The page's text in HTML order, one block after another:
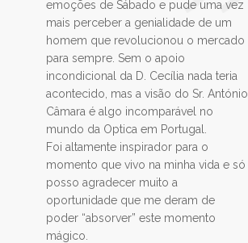
emoções de Sábado e pude uma vez
mais perceber a genialidade de um
homem que revolucionou o mercado
para sempre. Sem o apoio
incondicional da D. Cecília nada teria
acontecido, mas a visão do Sr. António
Câmara é algo incomparável no
mundo da Optica em Portugal.
Foi altamente inspirador para o
momento que vivo na minha vida e só
posso agradecer muito a
oportunidade que me deram de
poder “absorver” este momento
mágico.